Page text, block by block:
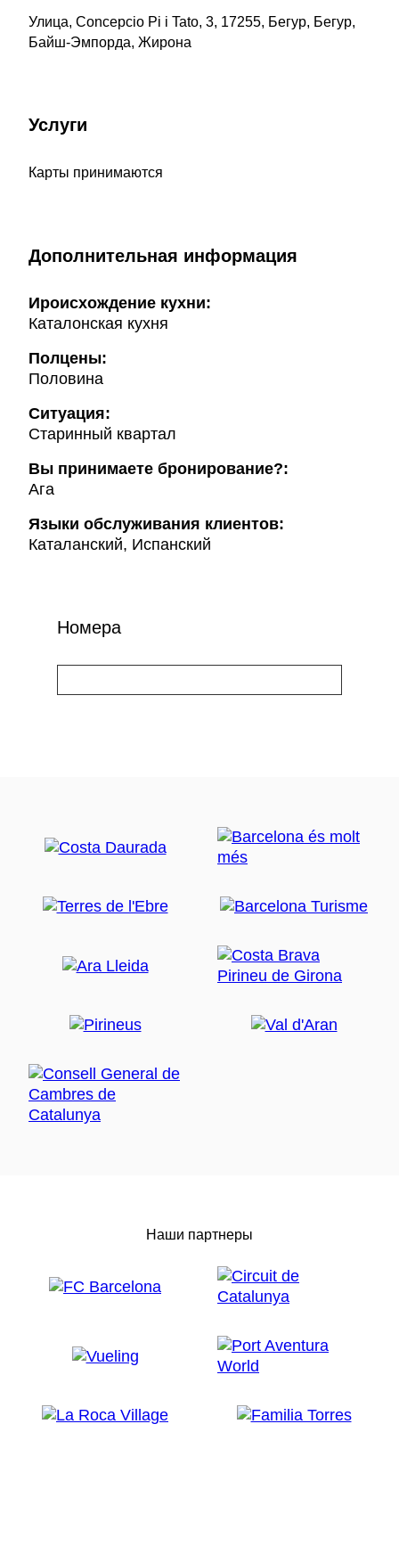
Улица, Concepcio Pi i Tato, 3, 17255, Бегур, Бегур,
Байш-Эмпорда, Жирона
Услуги
Карты принимаются
Дополнительная информация
Ироисхождение кухни:
Каталонская кухня
Полцены:
Половина
Ситуация:
Старинный квартал
Вы принимаете бронирование?:
Ага
Языки обслуживания клиентов:
Каталанский, Испанский
Номера
Наши партнеры